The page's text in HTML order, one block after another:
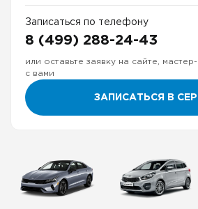
Записаться по телефону
8 (499) 288-24-43
или оставьте заявку на сайте,
с вами
ЗАПИСАТЬСЯ В